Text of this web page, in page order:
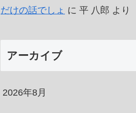
だけの話でしょ に 平 八郎 より
アーカイブ
2026年8月